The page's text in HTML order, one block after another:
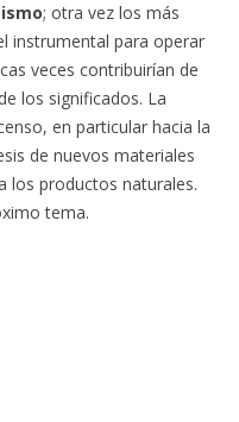
; otra vez los más
instrumental para operar
veces contribuirían de
los significados. La
en particular hacia la
de nuevos materiales
los productos naturales.
tema.